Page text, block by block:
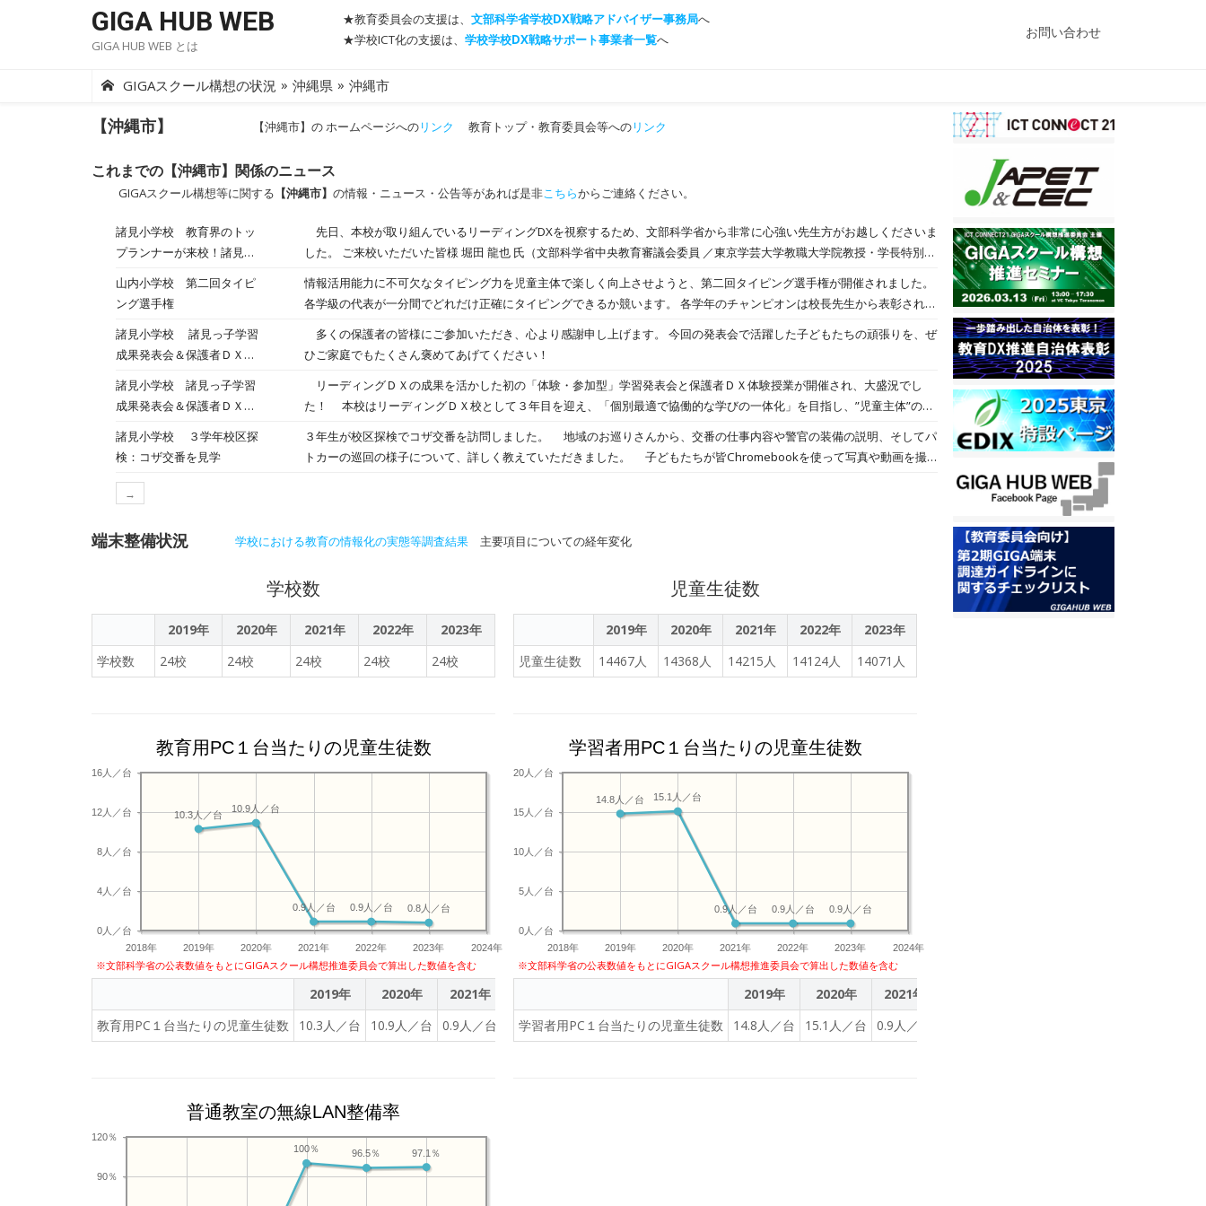
GIGA HUB WEB
GIGA HUB WEB とは
★教育委員会の支援は、 文部科学省学校DX戦略アドバイザー事務局へ
★学校ICT化の支援は、 学校学校DX戦略サポート事業者一覧へ お問い合わせ
GIGAスクール構想の状況 » 沖縄県 » 沖縄市
【沖縄市】 【沖縄市】の ホームページへのリンク 教育トップ・教育委員会等へのリンク
これまでの【沖縄市】関係のニュース
GIGAスクール構想等に関する 【沖縄市】 の情報・ニュース・公告等があれば是非こちらからご連絡ください。
諸見小学校 教育界のトッ
プランナーが来校！諸見小
先日、本校が取り組んでいるリーディングDXを視察するため、文部科学省から非常に心強い先生方がお越しくださいま
した。 ご来校いただいた皆様 堀田 龍也 氏（文部科学省中央教育審議会委員 ／東京学芸大学教職大学院教授・学長特別補
ジェクトチーム 情報教育振興第一係長） 文部科学省 GIGA StuDXチームの皆様 その他にも、大阪電気通信大学 石塚丈晴
教授や大分県玖珠町立塚脇小学校 衛藤 公彦校長等、多くの方が来校されました。 まず１、２校時は全クラスの授業を
参観していただき、３校時には校長と市教育センター主事から「LDX3年間のあゆみ」についてプレゼンを行いました。
これまでの試行錯誤と、成長した子どもたちの姿を直接お伝えできる貴重な機会となりました。 堀田先生からの「学びを
深める」アドバイス 視察後、堀田先生からは本校の良さを認めつつ、さらに前進するための多くのアドバイスをいただき
ました。例えば･･･ ・「読み解く力」の土台を評価！ どの学級も教科書を丁寧に読解する活動を大切にしており、非常に
良い。 ・「声掛け」で学びを一段深く！ 教師は「どうすれば学びが深まるか」を意識した指示や声掛けを。 ・「単元の
繫がり」を意識！ 教師は既習した単元の縦のつながりを念頭に授業を構築する。教師の指示がなぜ行われたのか児童が分
かると深い学びへつながる。 日本全国の教育DXを牽引するGIGA StuDXチームや荒川係長、そして堀田教授に本校の日
山内小学校 第二回タイピ
ング選手権
情報活用能力に不可欠なタイピング力を児童主体で楽しく向上させようと、第二回タイピング選手権が開催されました。
各学級の代表が一分間でどれだけ正確にタイピングできるか競います。 各学年のチャンピオンは校長先生から表彰されま
字数を比較すると、学年が上がるにつれて向上していくことがよくわかります。 総合優勝は6年生でした！さすがです
ね！
諸見小学校 諸見っ子学習
成果発表会＆保護者ＤＸ体
多くの保護者の皆様にご参加いただき、心より感謝申し上げます。 今回の発表会で活躍した子どもたちの頑張りを、ぜ
ひご家庭でもたくさん褒めてあげてください！
諸見小学校 諸見っ子学習
成果発表会＆保護者ＤＸ体
リーディングＤＸの成果を活かした初の「体験・参加型」学習発表会と保護者ＤＸ体験授業が開催され、大盛況でし
た！ 本校はリーディングＤＸ校として３年目を迎え、「個別最適で協働的な学びの一体化」を目指し、”児童主体”の授
きたいという思いから企画しました。 各学年が趣向を凝らした成果発表を行い、諸見っ子たちの発信力とプレゼン力が
最大限に発揮されました。 また、保護者向けのＤＸ体験授業では５･６年生の児童サポーターが、Chromebookやアプ
諸見小学校 ３学年校区探
検：コザ交番を見学
３年生が校区探検でコザ交番を訪問しました。 地域のお巡りさんから、交番の仕事内容や警官の装備の説明、そしてパ
トカーの巡回の様子について、詳しく教えていただきました。 子どもたちが皆Chromebookを使って写真や動画を撮
→
端末整備状況 学校における教育の情報化の実態等調査結果 主要項目についての経年変化
学校数
2019年 2020年 2021年 2022年
2023年
学校数
24校 24校 24校 24校 24校
児童生徒数
2019年 2020年 2021年 2022年
2023年
児童生徒数
14467人 14368人 14215人 14124人 14071人
教育用PC１台当たりの児童生徒数
2018年 2019年 2020年 2021年 2022年 2023年 2024年
0人／台
4人／台
8人／台
12人／台
16人／台
0.8人／台
0.9人／台
0.9人／台
10.9人／台
10.3人／台
※文部科学省の公表数値をもとにGIGAスクール構想推進委員会で算出した数値を含む
2019年 2020年 2021年
教育用PC１台当たりの児童生徒数
10.3人／台 10.9人／台 0.9人／台 0.9人／台 0.8人／台
学習者用PC１台当たりの児童生徒数
2018年 2019年 2020年 2021年 2022年 2023年 2024年
0人／台
5人／台
10人／台
15人／台
20人／台
0.9人／台
0.9人／台
0.9人／台
15.1人／台
14.8人／台
※文部科学省の公表数値をもとにGIGAスクール構想推進委員会で算出した数値を含む
2019年 2020年 2021年
学習者用PC１台当たりの児童生徒数
14.8人／台 15.1人／台 0.9人／台
普通教室の無線LAN整備率
90％
120％
97.1％
96.5％
100％